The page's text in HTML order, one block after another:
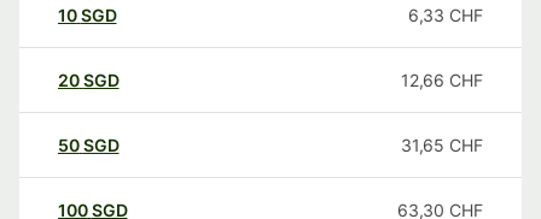
10SGD 6,33 CHF
20SGD 12,66 CHF
50SGD 31,65 CHF
100SGD 63,30 CHF